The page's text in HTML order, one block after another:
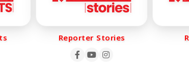
Reporter Stories